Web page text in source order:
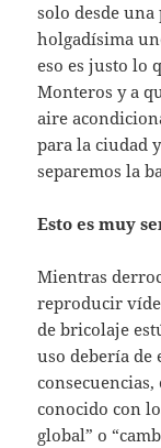
solo desde
holgadísima
eso es justo lo
Monteros y a
aire
para la ciudad
separemos la
Esto es muy
Mientras
reproducir
de bricolaje
uso debería de
conocido con
global” o